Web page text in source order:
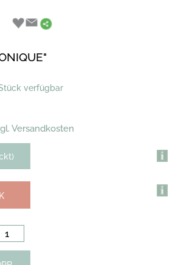
verfügbar
Versandkosten